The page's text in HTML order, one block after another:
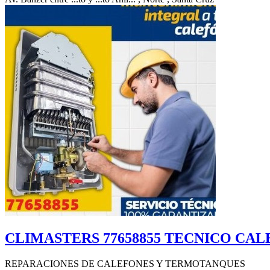
CLIMASTERS 77658855 TECNICO
REPARACIONES DE CALEFONES Y TERMOTANQUES